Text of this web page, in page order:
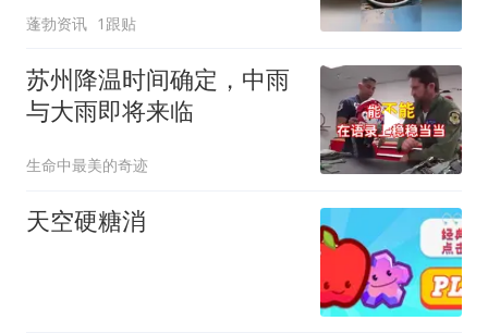
蓬勃资讯 1跟贴
苏州降温时间确定，中雨
与大雨即将来临
生命中最美的奇迹
天空硬糖消